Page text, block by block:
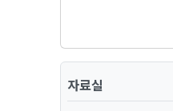
자료실